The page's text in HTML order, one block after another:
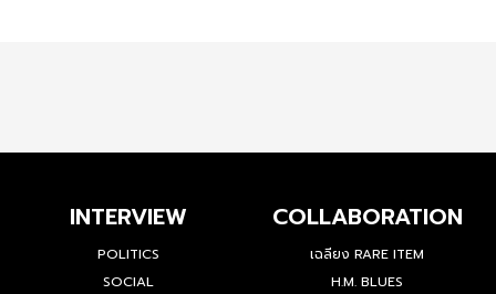
INTERVIEW
POLITICS
SOCIAL
COLLABORATION
เฉลียง RARE ITEM
H.M. BLUES